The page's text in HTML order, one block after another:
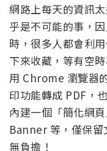
網路上每天的資訊
乎是不可能的事，
時，很多人都會利
下來收藏，等有空
用 Chrome 瀏覽器
印功能轉成 PDF，
內建一個「簡化網
Banner 等，僅保留
無負擔！